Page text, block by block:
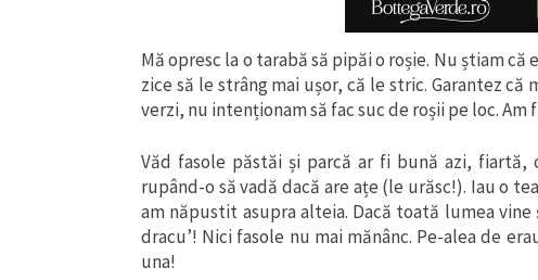
Mă opresc la o tarabă să pipăi o roșie. Nu știam
zice să le strâng mai ușor, că le stric. Garantez
verzi, nu intenționam să fac suc de roșii pe loc.
Văd fasole păstăi și parcă ar fi bună azi,
rupând-o să vadă dacă are ațe (le urăsc!). Iau o
am năpustit asupra alteia. Dacă toată lumea
dracu’! Nici fasole nu mai mănânc. Pe-alea de
una!